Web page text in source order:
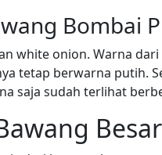
Bombai
white onion. Warna
tetap berwarna putih.
saja sudah terlihat
Besar